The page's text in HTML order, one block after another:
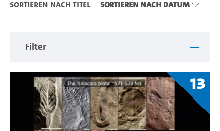
Sortieren nach Titel Sortieren nach Datum
Filter
13